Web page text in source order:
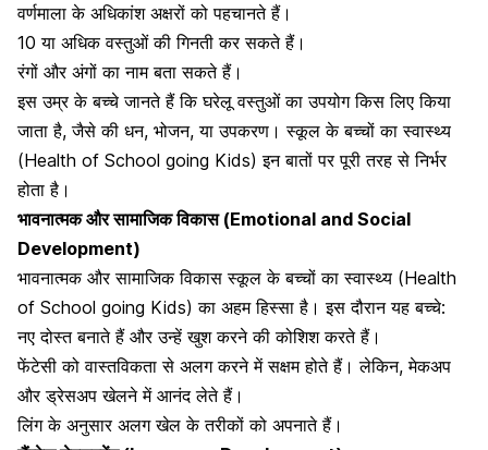
वर्णमाला के अधिकांश अक्षरों को पहचानते हैं।
10 या अधिक वस्तुओं की गिनती कर सकते हैं।
रंगों और अंगों का नाम बता सकते हैं।
इस उम्र के बच्चे जानते हैं कि घरेलू वस्तुओं का उपयोग किस लिए किया
जाता है, जैसे की धन, भोजन, या उपकरण। स्कूल के बच्चों का स्वास्थ्य
(Health of School going Kids) इन बातों पर पूरी तरह से निर्भर
होता है।
भावनात्मक और सामाजिक विकास (Emotional and Social
Development)
भावनात्मक और सामाजिक विकास स्कूल के बच्चों का स्वास्थ्य (Health
of School going Kids) का अहम हिस्सा है। इस दौरान यह बच्चे:
नए दोस्त बनाते हैं और उन्हेंखुश करने की कोशिश करते हैं।
फेंटेसी को वास्तविकता से अलग करने में सक्षम होते हैं। लेकिन, मेकअप
और ड्रेसअप खेलने में आनंद लेते हैं।
लिंग के अनुसार अलग खेल के तरीकों को अपनाते हैं।